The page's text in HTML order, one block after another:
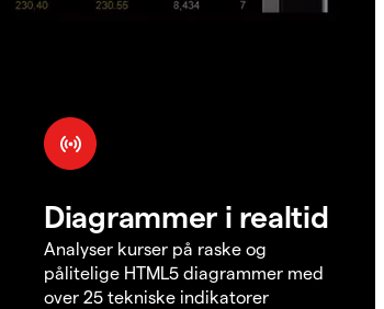
Diagrammer i realtid
Analyser kurser på raske og
pålitelige HTML5 diagrammer med
over 25 tekniske indikatorer